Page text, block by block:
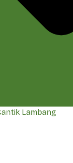
Lambang